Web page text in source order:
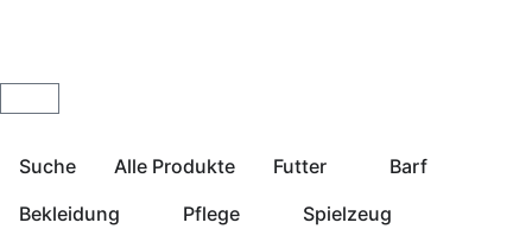
Suche Alle Produkte Futter
Barf
Bekleidung
Pflege
Spielzeug